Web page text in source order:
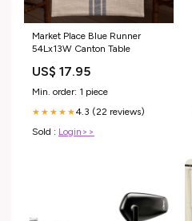
Market Place Blue Runner
54Lx13W Canton Table
US$ 17.95
Min. order: 1 piece
★★★★★4.3 (22 reviews)
Sold : Login>>